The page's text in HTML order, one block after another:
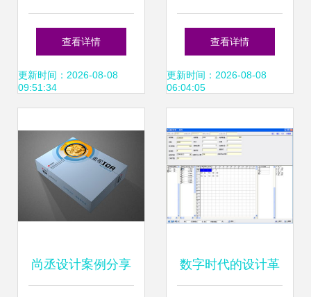
丰隆软件胶制品厂
的软件设计制作服
查看详情
更新时间：2026-08-08
09:51:34
代，谁能造好一辆
智能电动汽车？
查看详情
更新时间：2026-08-08
06:04:05
尚丞设计案例分享 数字时代的设计革